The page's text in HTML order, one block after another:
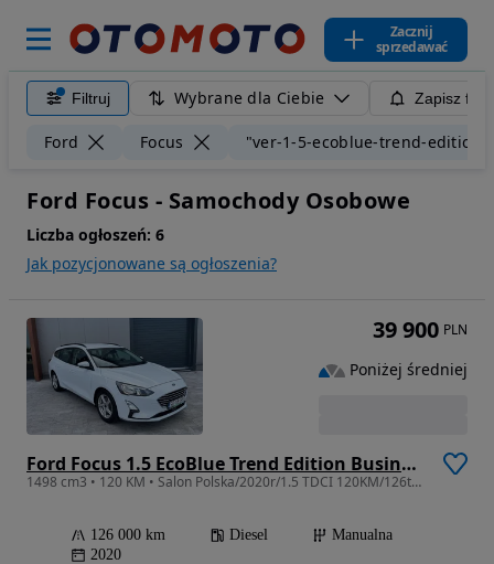
Zacznij
sprzedawać
Filtruj Wybrane dla Ciebie Zapisz
Ford Focus "ver-1-5-ecoblue-trend-edition-
Ford Focus - Samochody Osobowe
Liczba ogłoszeń: 6
Jak pozycjonowane są ogłoszenia?
Ford Focus 1.5 EcoBlue Trend Edition Business
1498 cm3 • 120 KM • Salon Polska/2020r/1.5 TDCI 120KM/126tys km/bezwypadkowy/1właściciel
126 000 km Diesel
Manualna
2020
39 900 PLN
Poniżej średniej